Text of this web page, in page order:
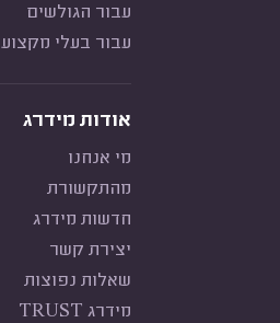
עבור הגולשים
עבור בעלי מקצוע
אודות מידרג
מי אנחנו
מהתקשורת
חדשות מידרג
יצירת קשר
שאלות נפוצות
מידרג TRUST